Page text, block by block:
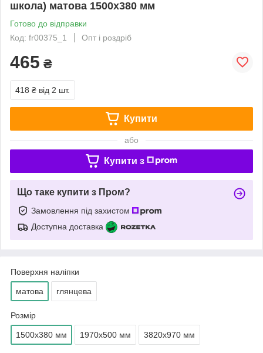
школа) матова 1500х380 мм
Готово до відправки
Код: fr00375_1
Опт і роздріб
465 ₴
418 ₴ від 2 шт.
Купити
або
Купити з
Що таке купити з Пром?
Замовлення під захистом
Доступна доставка
Поверхня наліпки
матова глянцева
Розмір
1500х380 мм 1970х500 мм 3820х970 мм